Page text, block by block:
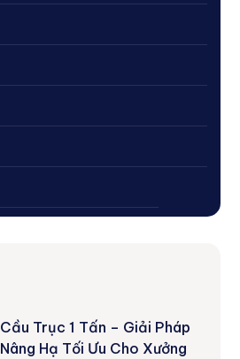
Cầu Trục 1 Tấn – Giải Pháp
Nâng Hạ Tối Ưu Cho Xưởng